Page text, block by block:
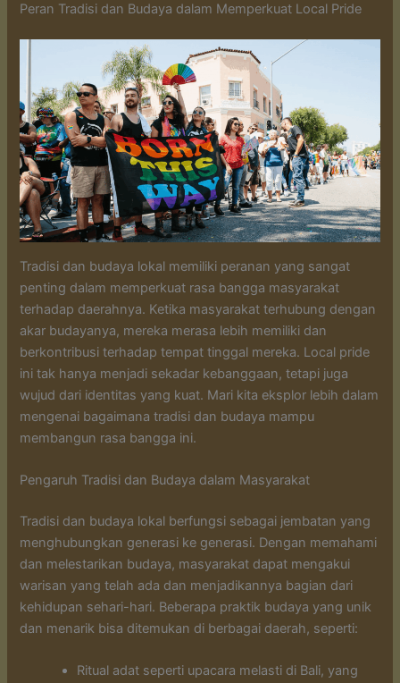
Peran Tradisi dan Budaya dalam Memperkuat Local Pride
Tradisi dan budaya lokal memiliki peranan yang sangat
penting dalam memperkuat rasa bangga masyarakat
terhadap daerahnya. Ketika masyarakat terhubung dengan
akar budayanya, mereka merasa lebih memiliki dan
berkontribusi terhadap tempat tinggal mereka. Local pride
ini tak hanya menjadi sekadar kebanggaan, tetapi juga
wujud dari identitas yang kuat. Mari kita eksplor lebih dalam
mengenai bagaimana tradisi dan budaya mampu
membangun rasa bangga ini.
Pengaruh Tradisi dan Budaya dalam Masyarakat
Tradisi dan budaya lokal berfungsi sebagai jembatan yang
menghubungkan generasi ke generasi. Dengan memahami
dan melestarikan budaya, masyarakat dapat mengakui
warisan yang telah ada dan menjadikannya bagian dari
kehidupan sehari-hari. Beberapa praktik budaya yang unik
dan menarik bisa ditemukan di berbagai daerah, seperti:
Ritual adat seperti upacara melasti di Bali, yang